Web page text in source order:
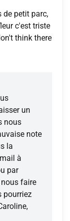
de petit parc,
c'est triste
think there
un
nous
note
la
à
par
faire
pourriez